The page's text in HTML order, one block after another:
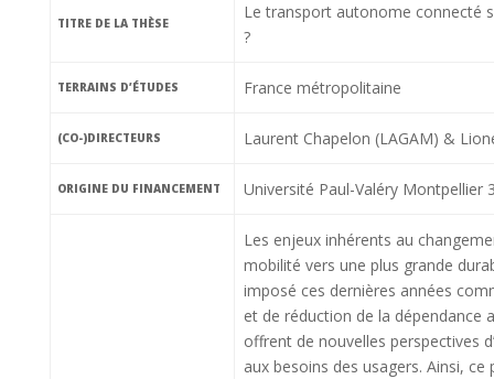
TITRE DE LA THÈSE
Le transport autonome connecté
?
TERRAINS D’ÉTUDES France métropolitaine
(CO-)DIRECTEURS Laurent Chapelon (LAGAM) &
ORIGINE DU FINANCEMENT Université Paul-Valéry Montpellier
Les enjeux inhérents au
mobilité vers une plus grande
imposé ces dernières années
et de réduction de la dépendance
offrent de nouvelles perspectives
aux besoins des usagers. Ainsi,